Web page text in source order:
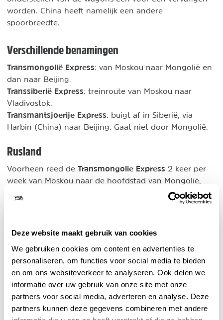
Deze website maakt gebruik van cookies
We gebruiken cookies om content en advertenties te
personaliseren, om functies voor social media te bieden
en om ons websiteverkeer te analyseren. Ook delen we
informatie over uw gebruik van onze site met onze
partners voor social media, adverteren en analyse. Deze
partners kunnen deze gegevens combineren met andere
worden. China heeft namelijk een andere
spoorbreedte.
Verschillende benamingen
Transmongolië Express: van Moskou naar Mongolië en
dan naar Beijing.
Transsiberië Express: treinroute van Moskou naar
Vladivostok.
Transmantsjoerije Express: buigt af in Siberië, via
Harbin (China) naar Beijing. Gaat niet door Mongolië.
Rusland
Voorheen reed de Transmongolie Express 2 keer per
week van Moskou naar de hoofdstad van Mongolië,
Ulaan Baatar. In Rusland begon de treinreis met een
bezoek aan de prachtige stad Moskou, met haar Rode
treinreis
Russische stations en onbetreden vlakten. Het mooiste
deel van de reis door Rusland is de stop bij het
Baikalmeer. Dit meer is maar liefst 600 km lang, het
helderblauwe water wordt omgeven door prachtige
bergen.